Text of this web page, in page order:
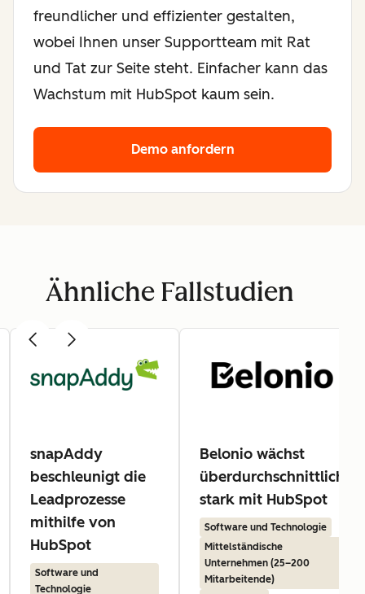
freundlicher und effizienter gestalten,
wobei Ihnen unser Supportteam mit Rat
und Tat zur Seite steht. Einfacher kann das
Wachstum mit HubSpot kaum sein.
Demo anfordern
Ähnliche Fallstudien
snapAddy
beschleunigt die
Leadprozesse
mithilfe von
HubSpot
Software und
Technologie
Belonio wächst
überdurchschnittlich
stark mit HubSpot
Software und Technologie
Mittelständische
Unternehmen (25–200
Mitarbeitende)